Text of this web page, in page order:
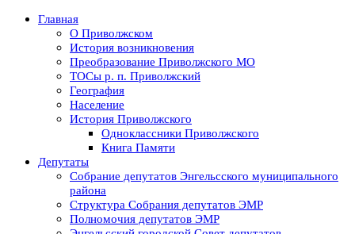
Главная
О Приволжском
История возникновения
Преобразование Приволжского МО
ТОСы р. п. Приволжский
География
Население
История Приволжского
Одноклассники Приволжского
Книга Памяти
Депутаты
Собрание депутатов Энгельсского муниципального
района
Структура Собрания депутатов ЭМР
Полномочия депутатов ЭМР